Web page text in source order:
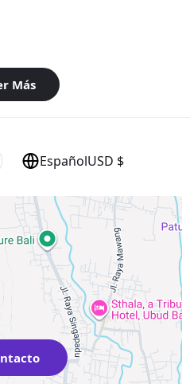
map
Más
info@xmetr.com
comercial en fase beta.
|Política de Privacidad
|
de uso
EspañolUSD $